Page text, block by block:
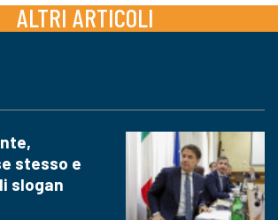
ALTRI ARTICOLI
stesso e
slogan